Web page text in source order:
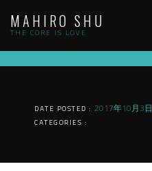
content
MAHIRO SHU
THE CORE IS LOVE
DATE POSTED : 2017年10月3日
CATEGORIES :